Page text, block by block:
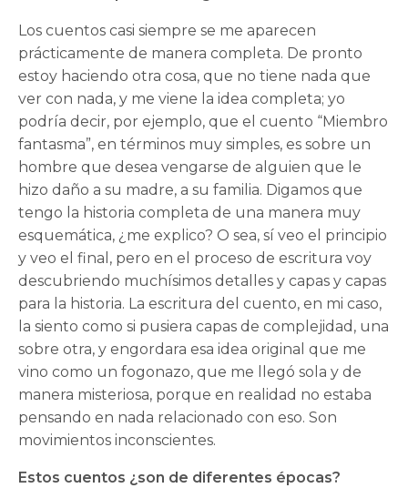
Los cuentos casi siempre se me aparecen
prácticamente de manera completa. De pronto
estoy haciendo otra cosa, que no tiene nada que
ver con nada, y me viene la idea completa; yo
podría decir, por ejemplo, que el cuento “Miembro
fantasma”, en términos muy simples, es sobre un
hombre que desea vengarse de alguien que le
hizo daño a su madre, a su familia. Digamos que
tengo la historia completa de una manera muy
esquemática, ¿me explico? O sea, sí veo el principio
y veo el final, pero en el proceso de escritura voy
descubriendo muchísimos detalles y capas y capas
para la historia. La escritura del cuento, en mi caso,
la siento como si pusiera capas de complejidad, una
sobre otra, y engordara esa idea original que me
vino como un fogonazo, que me llegó sola y de
manera misteriosa, porque en realidad no estaba
pensando en nada relacionado con eso. Son
movimientos inconscientes.
Estos cuentos ¿son de diferentes épocas?